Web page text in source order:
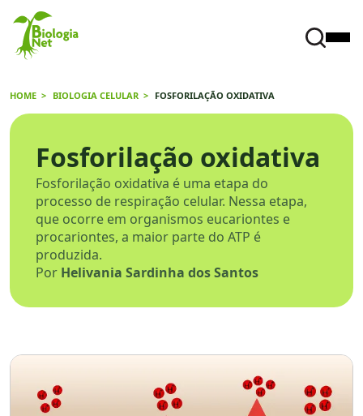
HOME BIOLOGIA CELULAR FOSFORILAÇÃO OXIDATIVA
Fosforilação oxidativa
Fosforilação oxidativa é uma etapa do
processo de respiração celular. Nessa etapa,
que ocorre em organismos eucariontes e
procariontes, a maior parte do ATP é
produzida.
Por Helivania Sardinha dos Santos